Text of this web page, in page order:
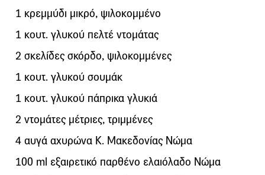
1 κρεμμύδι μικρό, ψιλοκομμένο
1 κουτ. γλυκού πελτέ ντομάτας
2 σκελίδες σκόρδο, ψιλοκομμένες
1 κουτ. γλυκού σουμάκ
1 κουτ. γλυκού πάπρικα γλυκιά
2 ντομάτες μέτριες, τριμμένες
4 αυγά αχυρώνα Κ. Μακεδονίας Νώμα
100 ml εξαιρετικό παρθένο ελαιόλαδο Νώμα